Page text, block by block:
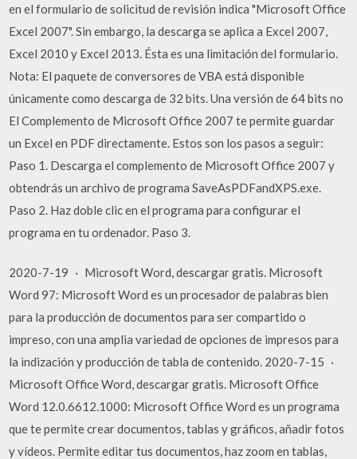
en el formulario de solicitud de revisión indica "Microsoft Office
Excel 2007". Sin embargo, la descarga se aplica a Excel 2007,
Excel 2010 y Excel 2013. Ésta es una limitación del formulario.
Nota: El paquete de conversores de VBA está disponible
únicamente como descarga de 32 bits. Una versión de 64 bits no
El Complemento de Microsoft Office 2007 te permite guardar
un Excel en PDF directamente. Estos son los pasos a seguir:
Paso 1. Descarga el complemento de Microsoft Office 2007 y
obtendrás un archivo de programa SaveAsPDFandXPS.exe.
Paso 2. Haz doble clic en el programa para configurar el
programa en tu ordenador. Paso 3.
2020-7-19 · Microsoft Word, descargar gratis. Microsoft
Word 97: Microsoft Word es un procesador de palabras bien
para la producción de documentos para ser compartido o
impreso, con una amplia variedad de opciones de impresos para
la indización y producción de tabla de contenido. 2020-7-15 ·
Microsoft Office Word, descargar gratis. Microsoft Office
Word 12.0.6612.1000: Microsoft Office Word es un programa
que te permite crear documentos, tablas y gráficos, añadir fotos
y vídeos. Permite editar tus documentos, haz zoom en tablas,